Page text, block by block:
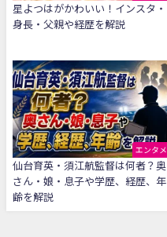
星よつはがかわいい！インスタ・
身長・父親や経歴を解説
エンタメ
仙台育英・須江航監督は何者？奥
さん・娘・息子や学歴、経歴、年
齢を解説